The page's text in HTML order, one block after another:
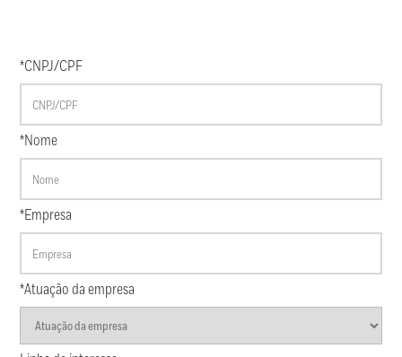
*CNPJ/CPF
*Nome
*Empresa
*Atuação da empresa